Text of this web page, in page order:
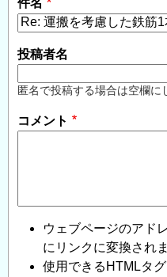
件名
投稿者名
匿名で投稿する場合は空欄に
コメント
ウェブページのアド
にリンクに変換されま
使用できるHTMLタ